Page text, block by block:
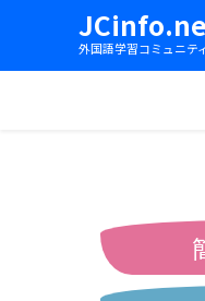
外国語学習コミュニテ